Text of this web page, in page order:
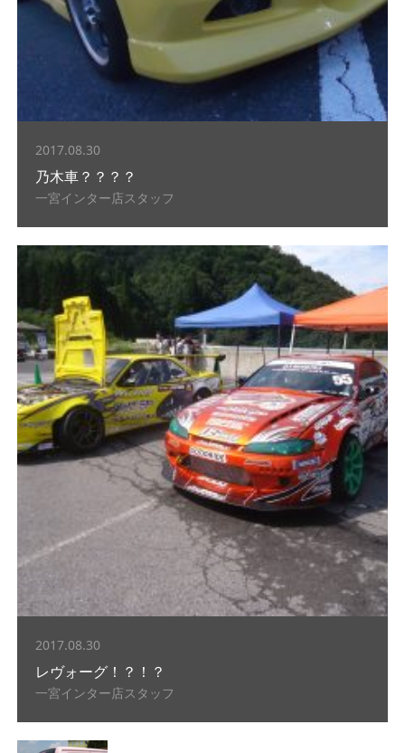
2017.08.30
乃木車？？？？
一宮インター店スタッフ
2017.08.30
レヴォーグ！？！？
一宮インター店スタッフ